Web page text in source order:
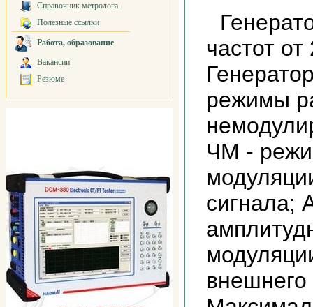
Справочник метролога
Полезные ссылки
Работа, образование
Вакансии
Резюме
частот
режимы
ЧМ -
сигнала;
внешнего